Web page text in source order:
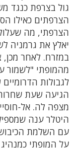
גול בצרפת כנגד
הצרפתים כאילו
הצרפתי, מה
יאלץ את גרמניה
במזרח. לאחר מכן,
מהמופתי "לשמור
לגבולות
הגיעה שעת
מצפה לה. אל-
היטלר ענה
עם השלמת
על המופתי